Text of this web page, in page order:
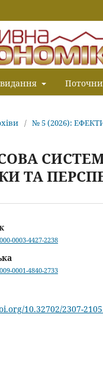
/ № 5 (2026):
ТА
0003-4427-2238
0001-4840-2733
10.32702/2307-